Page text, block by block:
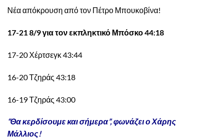
Νέα απόκρουση από τον Πέτρο Μπουκοβίνα!
17-21 8/9 για τον εκπληκτικό Μπόσκο 44:18
17-20 Χέρτσεγκ 43:44
16-20 Τζηράς 43:18
16-19 Τζηράς 43:00
“Θα κερδίσουμε και σήμερα”, φωνάζει ο Χάρης
Μάλλιος!